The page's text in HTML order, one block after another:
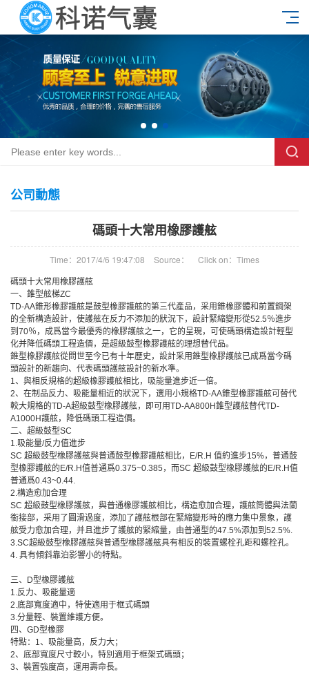
公司動態
碼頭十大常用橡膠護舷
Time：2017/4/6 19:47:08 Source： Click on： Times
碼頭十大常用橡膠護舷
一、錐型舷梯ZC
TD-AA錐形橡膠護舷是鼓型橡膠護舷的第三代產品，采用錐橡膠體和前置鋼架
的全新構造設計，使護舷在反力不添加的狀況下，設計緊縮變形從52.5％進步
到70％，成爲當今最優秀的橡膠護舷之一，它的呈現，可使碼頭構造設計輕型
化并降低碼頭工程造價，是超級鼓型橡膠護舷的理想替代品。
錐型橡膠護舷從問世至今已有十年歷史，設計采用錐型橡膠護舷已成爲當今碼
頭設計的新趨向、代表碼頭護舷設計的新水準。
1、與相反規格的超級橡膠護舷相比，吸能量進步近一倍。
2、在制品反力、吸能量相近的狀況下，選用小規格TD-AA錐型橡膠護舷可替代
較大規格的TD-A超級鼓型橡膠護舷，即可用TD-AA800H錐型護舷替代TD-
A1000H護舷，降低碼頭工程造價。
二、超級鼓型SC
1.吸能量/反力值進步
SC 超級鼓型橡膠護舷與普通鼓型橡膠護舷相比，E/R.H 值約進步15%，普通鼓
型橡膠護舷的E/R.H值普通爲0.375~0.385，而SC 超級鼓型橡膠護舷的E/R.H值
普通爲0.43~0.44.
2.構造愈加合理
SC 超級鼓型橡膠護舷，與普通橡膠護舷相比，構造愈加合理，護舷筒體與法蘭
銜接部，采用了圓滑過度，添加了護舷根部在緊縮變形時的應力集中景象，護
舷受力愈加合理，并且進步了護舷的緊縮量，由普通型的47.5%添加到52.5%.
3.SC超級鼓型橡膠護舷與普通型橡膠護舷具有相反的裝置螺栓孔距和螺栓孔。
4. 具有傾斜靠泊影響小的特點。
三、D型橡膠護舷
1.反力、吸能量適
2.底部寬度適中，特使適用于框式碼頭
3.分量輕、裝置維護方便。
四、GD型橡膠
特點：1、吸能量高，反力大；
2、底部寬度尺寸較小，特別適用于框架式碼頭；
3、裝置強度高，運用壽命長。